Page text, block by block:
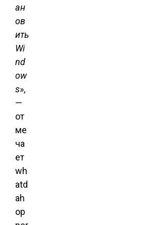
ан
ов
ить
Wi
nd
ow
s»,
—
от
ме
ча
ет
wh
atd
ah
op